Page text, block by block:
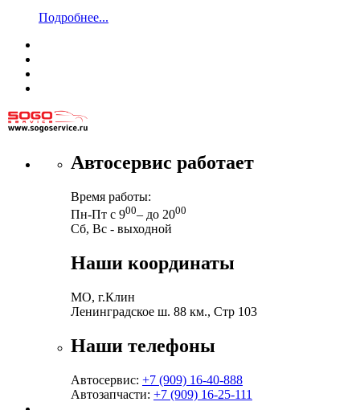
Подробнее...
Автосервис работает
Время работы:
Пн-Пт с 900– до 2000
Сб, Вс - выходной
Наши координаты
МО, г.Клин
Ленинградское ш. 88 км., Стр 103
Наши телефоны
Автосервис: +7 (909) 16-40-888
Автозапчасти: +7 (909) 16-25-111